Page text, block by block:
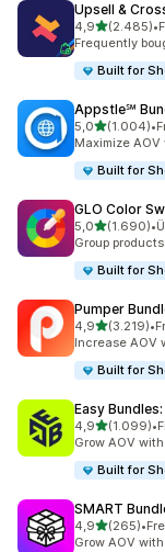
Upsell &
4,95 yıldız
(2.485)
toplam 2485 •
Frequently
Built for
Appstle℠
5,05 yıldız
(1.004)
toplam 1004 •
Maximize
Built for
GLO Color
5,05 yıldız
(1.690)
toplam 1690 •
Group
Built for
Pumper
4,95 yıldız
(3.219)
toplam 3219 •
Increase AOV
Built for
Easy
4,95 yıldız
(1.099)
toplam 1099 •
Grow AOV
Built for
SMART
4,95 yıldız
(265)
toplam 265 •
Grow AOV